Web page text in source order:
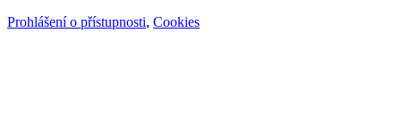
Prohlášení o přístupnosti, Cookies